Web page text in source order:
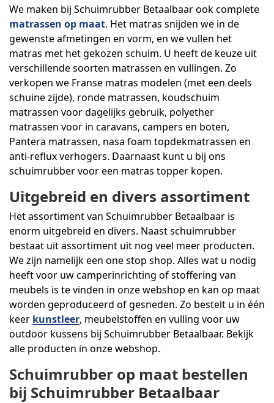
We maken bij Schuimrubber Betaalbaar ook complete
matrassen op maat. Het matras snijden we in de
gewenste afmetingen en vorm, en we vullen het
matras met het gekozen schuim. U heeft de keuze uit
verschillende soorten matrassen en vullingen. Zo
verkopen we Franse matras modelen (met een deels
schuine zijde), ronde matrassen, koudschuim
matrassen voor dagelijks gebruik, polyether
matrassen voor in caravans, campers en boten,
Pantera matrassen, nasa foam topdekmatrassen en
anti-reflux verhogers. Daarnaast kunt u bij ons
schuimrubber voor een matras topper kopen.
Uitgebreid en divers assortiment
Het assortiment van Schuimrubber Betaalbaar is
enorm uitgebreid en divers. Naast schuimrubber
bestaat uit assortiment uit nog veel meer producten.
We zijn namelijk een one stop shop. Alles wat u nodig
heeft voor uw camperinrichting of stoffering van
meubels is te vinden in onze webshop en kan op maat
worden geproduceerd of gesneden. Zo bestelt u in één
keer kunstleer, meubelstoffen en vulling voor uw
outdoor kussens bij Schuimrubber Betaalbaar. Bekijk
alle producten in onze webshop.
Schuimrubber op maat bestellen
bij Schuimrubber Betaalbaar